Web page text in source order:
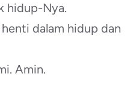
hidup-Nya.
dalam hidup dan
Amin.